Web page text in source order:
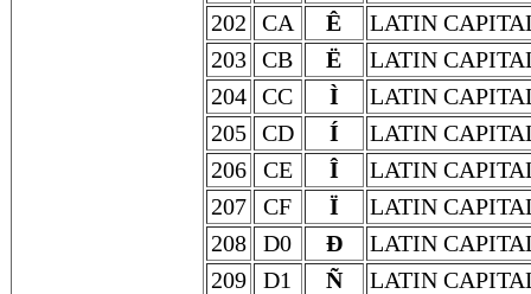
202
CA Ê
LATIN
203
CB Ë
LATIN
204
CC Ì
LATIN
205
CD Í
LATIN
206
CE Î
LATIN
207
CF Ï
LATIN
208
D0 Ð
LATIN
209
D1 Ñ
LATIN